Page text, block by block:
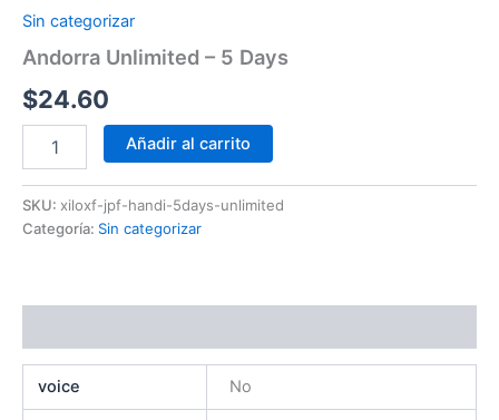
Sin categorizar
Andorra Unlimited – 5 Days
$24.60
Añadir al carrito
SKU: xiloxf-jpf-handi-5days-unlimited
Categoría: Sin categorizar
voice No